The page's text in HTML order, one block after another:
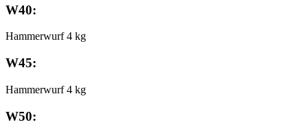
W40:
Hammerwurf 4 kg
W45:
Hammerwurf 4 kg
W50: